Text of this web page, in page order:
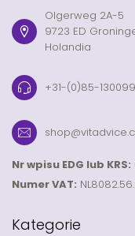
Olgerweg 2A-5
9723 ED
Holandia
+31-(0)85-
Nr wpisu EDG lub KRS:
Numer VAT:
Kategorie